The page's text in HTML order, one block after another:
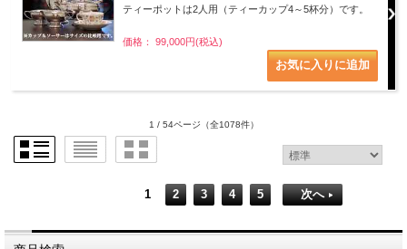
ティーポットは2人用（ティーカップ4～5杯分）です。
価格： 99,000円(税込)
1 / 54ページ （全1078件）
1 2 3 4 5 次へ